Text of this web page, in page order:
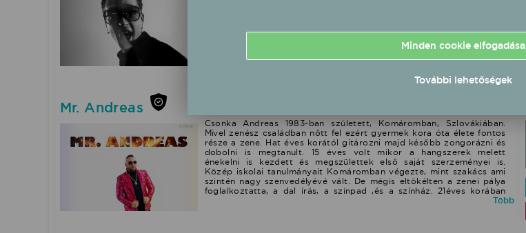
fesztiválfellépek mellet 2023-ban először indult vidéki turnéra,
melynek több állomásán is elővételben megteltek a koncerttermek.
fogadtatásban részesült. A Blaize-el közösen jegyzett, harmadik
magyar nyelvű nagylemeze, a ‘La Promenade’ 2024 szeptemberében
lemezbemutató mellett debültált az Akvárium nagytermében.
Mr. Andreas
Csonka Andreas 1983-ban született, Komáromban, Szlovákiában.
Mivel zenész családban nőtt fel ezért gyermek kora óta élete fontos
része a zene. Hat éves korától gitározni majd később zongorázni és
dobolni is megtanult. 15 éves volt mikor a hangszerek melett
énekelni is kezdett és megszülettek első saját szerzeményei is.
Közép iskolai tanulmányait Komáromban végezte, mint szakács ami
szintén nagy szenvedélyévé vált. De mégis eltökélten a zenei pálya
foglalkoztatta, a dal írás, a színpad ,és a színház. 21éves korában
Budapestre költözött ahol felfigyeltek tehetségére és az akkori
Több
Minden cookie elfogadása
További lehetőségek